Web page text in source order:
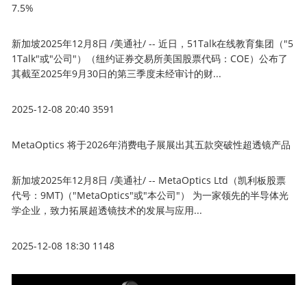
7.5%
新加坡2025年12月8日 /美通社/ -- 近日，51Talk在线教育集团（"5
1Talk"或"公司"）（纽约证券交易所美国股票代码：COE）公布了
其截至2025年9月30日的第三季度未经审计的财...
2025-12-08 20:40 3591
MetaOptics 将于2026年消费电子展展出其五款突破性超透镜产品
新加坡2025年12月8日 /美通社/ -- MetaOptics Ltd（凯利板股票
代号：9MT)（"MetaOptics"或"本公司"） 为一家领先的半导体光
学企业，致力拓展超透镜技术的发展与应用...
2025-12-08 18:30 1148